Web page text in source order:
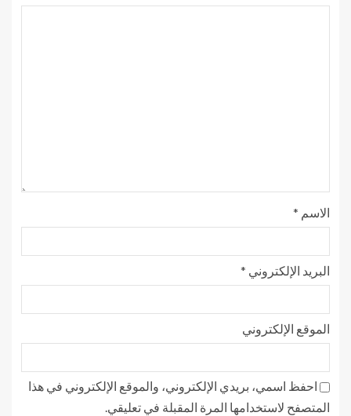
الاسم *
البريد الإلكتروني *
الموقع الإلكتروني
احفظ اسمي، بريدي الإلكتروني، والموقع الإلكتروني في هذا
المتصفح لاستخدامها المرة المقبلة في تعليقي.